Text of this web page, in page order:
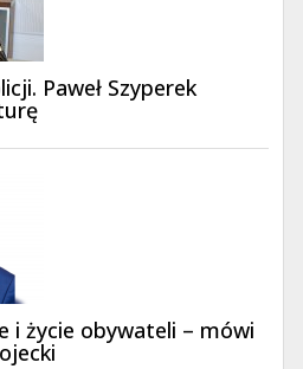
Paweł Szyperek
i życie obywateli – mówi